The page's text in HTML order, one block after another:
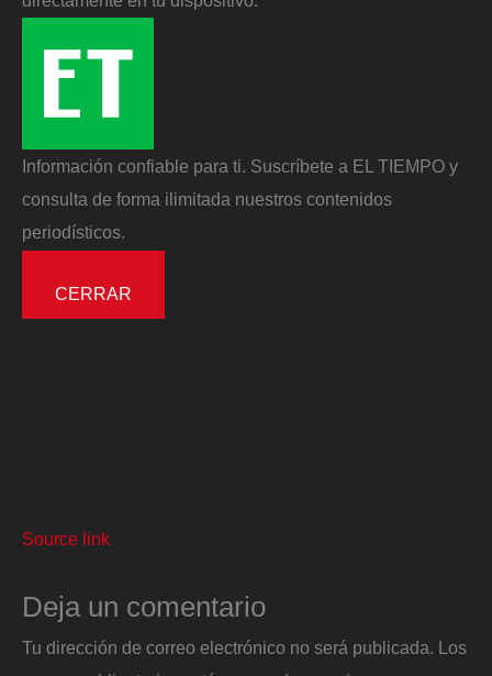
Información confiable para ti. Suscríbete a EL TIEMPO y
consulta de forma ilimitada nuestros contenidos
periodísticos.
CERRAR
Source link
Deja un comentario
Tu dirección de correo electrónico no será publicada. Los